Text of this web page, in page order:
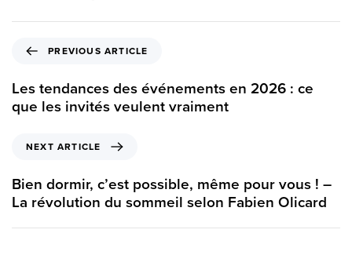
e
A
r
t
PREVIOUS ARTICLE
Les tendances des événements en 2026 : ce
que les invités veulent vraiment
x
t
r
NEXT ARTICLE
Bien dormir, c’est possible, même pour vous ! –
La révolution du sommeil selon Fabien Olicard